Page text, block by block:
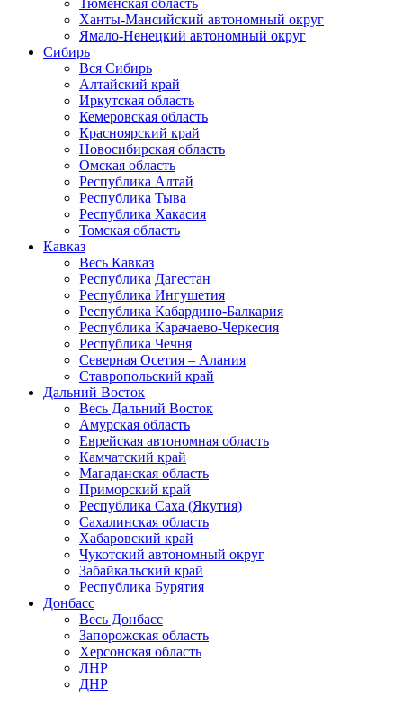
Тюменская область
Ханты-Мансийский автономный округ
Ямало-Ненецкий автономный округ
Сибирь
Вся Сибирь
Алтайский край
Иркутская область
Кемеровская область
Красноярский край
Новосибирская область
Омская область
Республика Алтай
Республика Тыва
Республика Хакасия
Томская область
Кавказ
Весь Кавказ
Республика Дагестан
Республика Ингушетия
Республика Кабардино-Балкария
Республика Карачаево-Черкесия
Республика Чечня
Северная Осетия – Алания
Ставропольский край
Дальний Восток
Весь Дальний Восток
Амурская область
Еврейская автономная область
Камчатский край
Магаданская область
Приморский край
Республика Саха (Якутия)
Сахалинская область
Хабаровский край
Чукотский автономный округ
Забайкальский край
Республика Бурятия
Донбасс
Весь Донбасс
Запорожская область
Херсонская область
ЛНР
ДНР